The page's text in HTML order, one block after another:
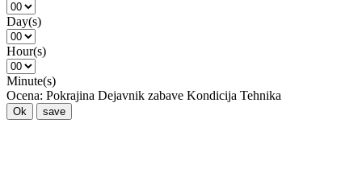
Day(s)
Hour(s)
Minute(s)
Ocena: Pokrajina Dejavnik zabave Kondicija Tehnika
Ok save